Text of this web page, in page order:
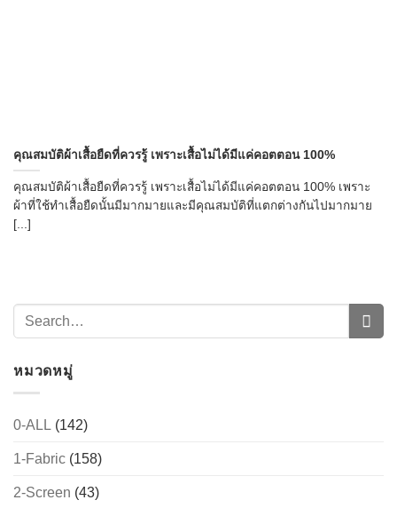
คุณสมบัติผ้าเสื้อยืดที่ควรรู้ เพราะเสื้อไม่ได้มีแค่คอตตอน 100%
คุณสมบัติผ้าเสื้อยืดที่ควรรู้ เพราะเสื้อไม่ได้มีแค่คอตตอน 100% เพราะ
ผ้าที่ใช้ทำเสื้อยืดนั้นมีมากมายและมีคุณสมบัติที่แตกต่างกันไปมากมาย
[...]
หมวดหมู่
0-ALL (142)
1-Fabric (158)
2-Screen (43)
CONTACT US